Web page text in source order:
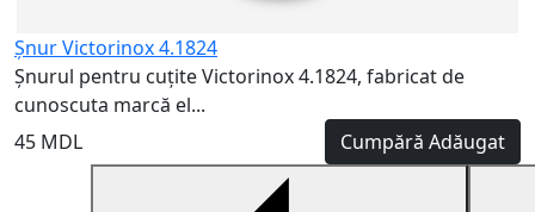
Șnur Victorinox 4.1824
Șnurul pentru cuțite Victorinox 4.1824, fabricat de
cunoscuta marcă el...
45 MDL
Cumpără Adăugat